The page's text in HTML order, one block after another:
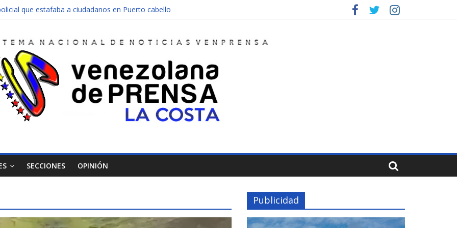
que estafaba a ciudadanos en Puerto cabello
abandonado de Chichiriviche
entre Colombia y Margarita el 27 de junio
SECCIONES OPINIÓN
Publicidad